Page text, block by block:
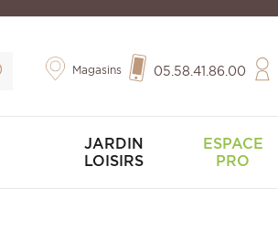
Magasins 05.58.41.86.00
JARDIN
LOISIRS
ESPACE
PRO